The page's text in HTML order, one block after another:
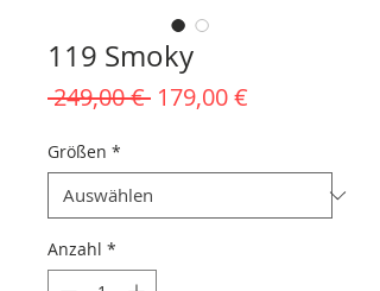
119 Smoky
249,00 € Standardpreis
179,00 €
Größen *
Anzahl *